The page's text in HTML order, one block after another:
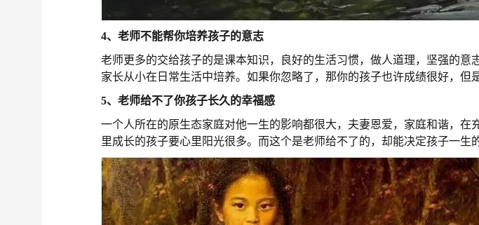
4、老师不能帮你培养孩子的意志
老师更多的交给孩子的是课本知识，良好的生活习惯，做人道理，坚强的
家长从小在日常生活中培养。如果你忽略了，那你的孩子也许成绩很好，但
5、老师给不了你孩子长久的幸福感
一个人所在的原生态家庭对他一生的影响都很大，夫妻恩爱，家庭和谐，
里成长的孩子要心里阳光很多。而这个是老师给不了的，却能决定孩子一生的